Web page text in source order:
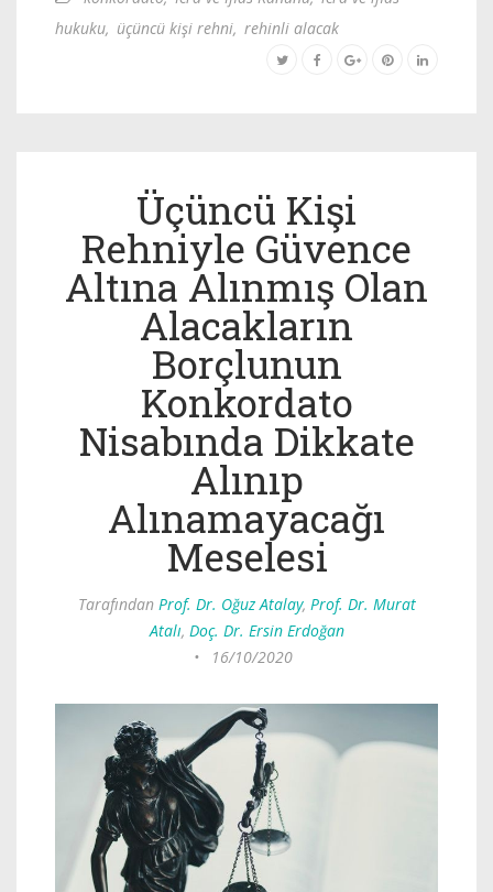
hukuku, üçüncü kişi rehni, rehinli alacak
Üçüncü Kişi
Rehniyle Güvence
Altına Alınmış Olan
Alacakların
Borçlunun
Konkordato
Nisabında Dikkate
Alınıp
Alınamayacağı
Meselesi
Tarafından Prof. Dr. Oğuz Atalay, Prof. Dr. Murat
Atalı, Doç. Dr. Ersin Erdoğan
•
16/10/2020